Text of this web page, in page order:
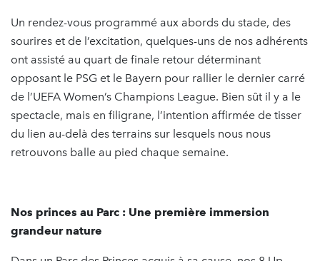
Un rendez-vous programmé aux abords du stade, des
sourires et de l’excitation, quelques-uns de nos adhérents
ont assisté au quart de finale retour déterminant
opposant le PSG et le Bayern pour rallier le dernier carré
de l’UEFA Women’s Champions League. Bien sût il y a le
spectacle, mais en filigrane, l’intention affirmée de tisser
du lien au-delà des terrains sur lesquels nous nous
retrouvons balle au pied chaque semaine.
Nos princes au Parc : Une première immersion
grandeur nature